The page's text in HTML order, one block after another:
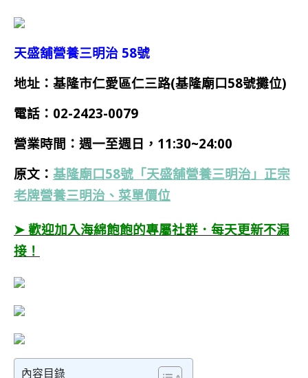
天盛舖營養三明治 58號
地址：基隆市仁愛區仁三路(基隆廟口58號攤位)
電話： 02-2423-0079
營業時間： 週一至週日，11:30~24:00
原文： 基隆廟口58號「天盛舖營養三明治」正宗
老牌營養三明治、菜單價位
➤ 歡迎加入海綿飽飽的專屬社群．每天更新不漏
接！
內容目錄